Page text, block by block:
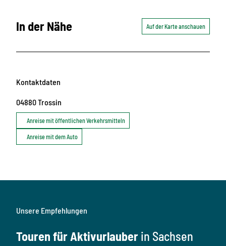
In der Nähe Auf der Karte anschauen
Kontaktdaten
04880Trossin
Anreise mit öffentlichen Verkehrsmitteln
Anreise mit dem Auto
Unsere Empfehlungen
Touren für Aktivurlauber in Sachsen